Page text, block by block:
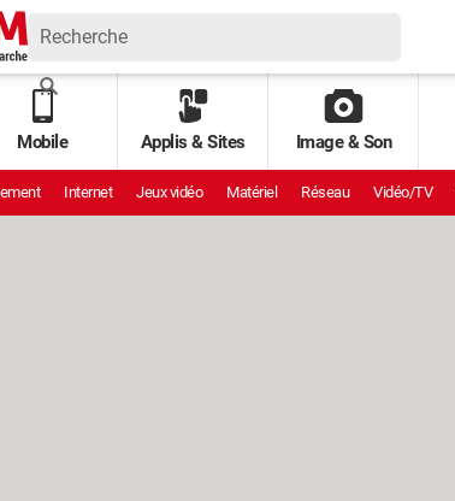
Mobile Applis & Sites Image & Son
Internet Jeux vidéo Matériel Réseau Vidéo/TV